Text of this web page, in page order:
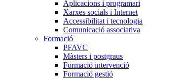
Aplicacions i programari
Xarxes socials i Internet
Accessibilitat i tecnologia
Comunicació associativa
Formació
PFAVC
Màsters i postgraus
Formació intervenció
Formació gestió